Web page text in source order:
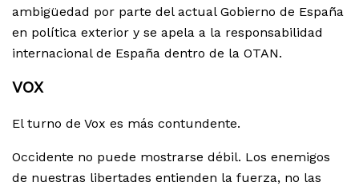
ambigüedad por parte del actual Gobierno de España
en política exterior y se apela a la responsabilidad
internacional de España dentro de la OTAN.
VOX
El turno de Vox es más contundente.
Occidente no puede mostrarse débil. Los enemigos
de nuestras libertades entienden la fuerza, no las